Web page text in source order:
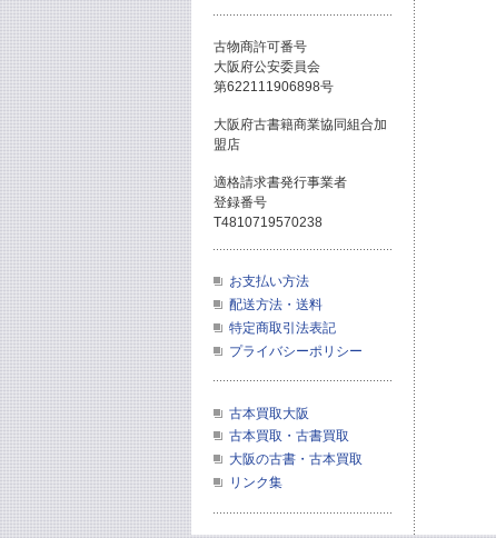
古物商許可番号
大阪府公安委員会
第622111906898号
大阪府古書籍商業協同組合加
盟店
適格請求書発行事業者
登録番号
T4810719570238
お支払い方法
配送方法・送料
特定商取引法表記
プライバシーポリシー
古本買取大阪
古本買取・古書買取
大阪の古書・古本買取
リンク集